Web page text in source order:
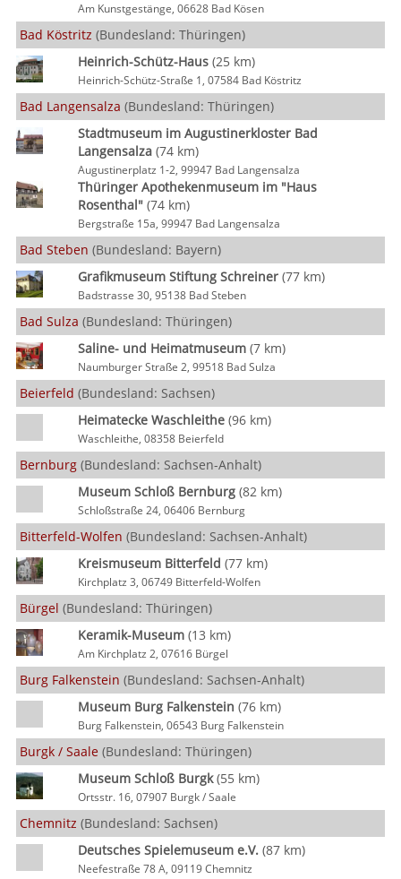
Am Kunstgestänge, 06628 Bad Kösen
Bad Köstritz (Bundesland: Thüringen)
Heinrich-Schütz-Haus(25 km)
Heinrich-Schütz-Straße 1, 07584 Bad Köstritz
Bad Langensalza (Bundesland: Thüringen)
Stadtmuseum im Augustinerkloster Bad
Langensalza(74 km)
Augustinerplatz 1-2, 99947 Bad Langensalza
Thüringer Apothekenmuseum im "Haus
Rosenthal"(74 km)
Bergstraße 15a, 99947 Bad Langensalza
Bad Steben (Bundesland: Bayern)
Grafikmuseum Stiftung Schreiner(77 km)
Badstrasse 30, 95138 Bad Steben
Bad Sulza (Bundesland: Thüringen)
Saline- und Heimatmuseum(7 km)
Naumburger Straße 2, 99518 Bad Sulza
Beierfeld (Bundesland: Sachsen)
Heimatecke Waschleithe(96 km)
Waschleithe, 08358 Beierfeld
Bernburg (Bundesland: Sachsen-Anhalt)
Museum Schloß Bernburg(82 km)
Schloßstraße 24, 06406 Bernburg
Bitterfeld-Wolfen (Bundesland: Sachsen-Anhalt)
Kreismuseum Bitterfeld (77 km)
Kirchplatz 3, 06749 Bitterfeld-Wolfen
Bürgel (Bundesland: Thüringen)
Keramik-Museum(13 km)
Am Kirchplatz 2, 07616 Bürgel
Burg Falkenstein (Bundesland: Sachsen-Anhalt)
Museum Burg Falkenstein (76 km)
Burg Falkenstein, 06543 Burg Falkenstein
Burgk / Saale (Bundesland: Thüringen)
Museum Schloß Burgk(55 km)
Ortsstr. 16, 07907 Burgk / Saale
Chemnitz (Bundesland: Sachsen)
Deutsches Spielemuseum e.V.(87 km)
Neefestraße 78 A, 09119 Chemnitz